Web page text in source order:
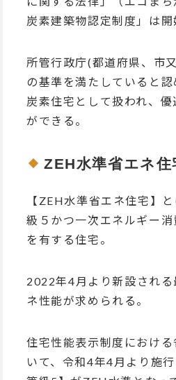
炭素建築物認定制度」は開
所管行政庁(都道府県、市
の基準を満たしていると
炭素住宅として扱われ、
ができる。
ZEH水準省エネ住
【ZEH水準省エネ住宅】と
級５かつ一次エネルギー
を有する住宅 。
2022年4月より新設され
ネ性能が求められる。
住宅性能表示制度におけ
いて、令和4年4月より施